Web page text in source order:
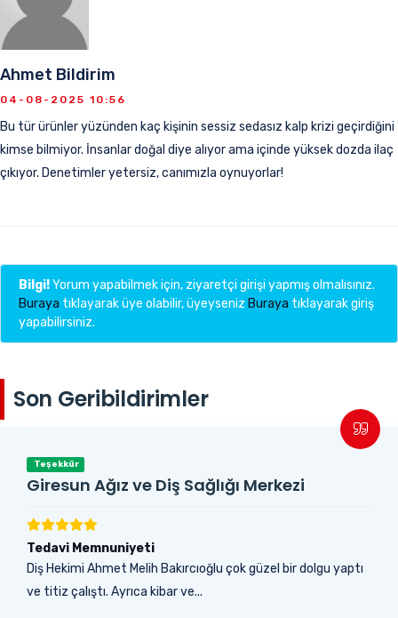
Ahmet Bildirim
04-08-2025 10:56
Bu tür ürünler yüzünden kaç kişinin sessiz sedasız kalp krizi geçirdiğini
kimse bilmiyor. İnsanlar doğal diye alıyor ama içinde yüksek dozda ilaç
çıkıyor. Denetimler yetersiz, canımızla oynuyorlar!
Bilgi!Yorum yapabilmek için, ziyaretçi girişi yapmış olmalısınız.
Buraya tıklayarak üye olabilir, üyeyseniz Buraya tıklayarak giriş
yapabilirsiniz.
Son Geribildirimler
Teşekkür
Giresun Ağız ve Diş Sağlığı Merkezi
Tedavi Memnuniyeti
Diş Hekimi Ahmet Melih Bakırcıoğlu çok güzel bir dolgu yaptı
ve titiz çalıştı. Ayrıca kibar ve...